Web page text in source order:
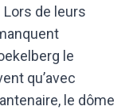
Lors de leurs
le
qu’avec
le dôme